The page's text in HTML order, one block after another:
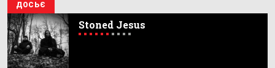
ДОСЬЄ
Stoned Jesus